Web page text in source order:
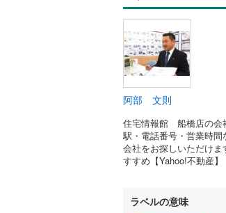
阿部 文則
住宅情報館 船橋店の会
駅・電話番号・営業時
会社をお探しいただけ
すすめ【Yahoo!不動産】
ラベルの意味